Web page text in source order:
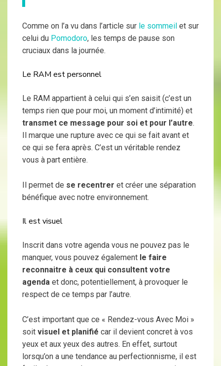
Comme on l’a vu dans l’article sur le sommeil et sur
celui du Pomodoro, les temps de pause son
cruciaux dans la journée.
Le RAM est personnel
Le RAM appartient à celui qui s’en saisit (c’est un
temps rien que pour moi, un moment d’intimité) et
transmet ce message pour soi et pour l’autre.
Il marque une rupture avec ce qui se fait avant et
ce qui se fera après. C’est un véritable rendez
vous à part entière.
Il permet de se recentrer et créer une séparation
bénéfique avec notre environnement.
Il est visuel
Inscrit dans votre agenda vous ne pouvez pas le
manquer, vous pouvez également le faire
reconnaitre à ceux qui consultent votre
agenda et donc, potentiellement, à provoquer le
respect de ce temps par l’autre.
C’est important que ce « Rendez-vous Avec Moi »
soit visuel et planifié car il devient concret à vos
yeux et aux yeux des autres. En effet, surtout
lorsqu’on a une tendance au perfectionnisme, il est